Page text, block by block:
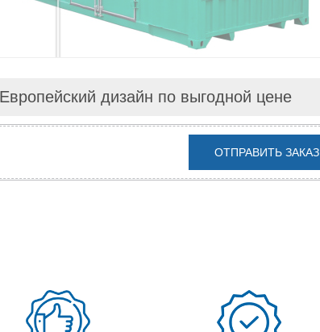
дизайн по выгодной цене
ОТПРАВИТЬ ЗАКАЗ